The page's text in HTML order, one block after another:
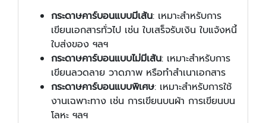
กระดาษคาร์บอนแบบมีเส้น: เหมาะสำหรับการ
เขียนเอกสารทั่วไป เช่น ใบเสร็จรับเงิน ใบแจ้งหนี้
ใบส่งของ ฯลฯ
กระดาษคาร์บอนแบบไม่มีเส้น: เหมาะสำหรับการ
เขียนลวดลาย วาดภาพ หรือทำสำเนาเอกสาร
กระดาษคาร์บอนแบบพิเศษ: เหมาะสำหรับการใช้
งานเฉพาะทาง เช่น การเขียนบนผ้า การเขียนบน
โลหะ ฯลฯ